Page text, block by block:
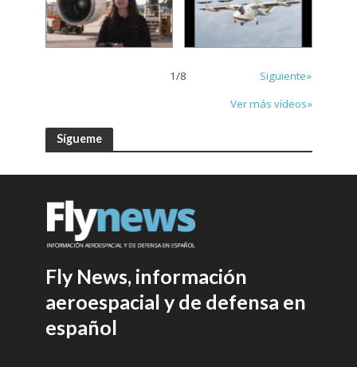
1/8
Siguiente»
Ver más vídeos»
Sígueme
Fly News, información
aeroespacial y de defensa en
español